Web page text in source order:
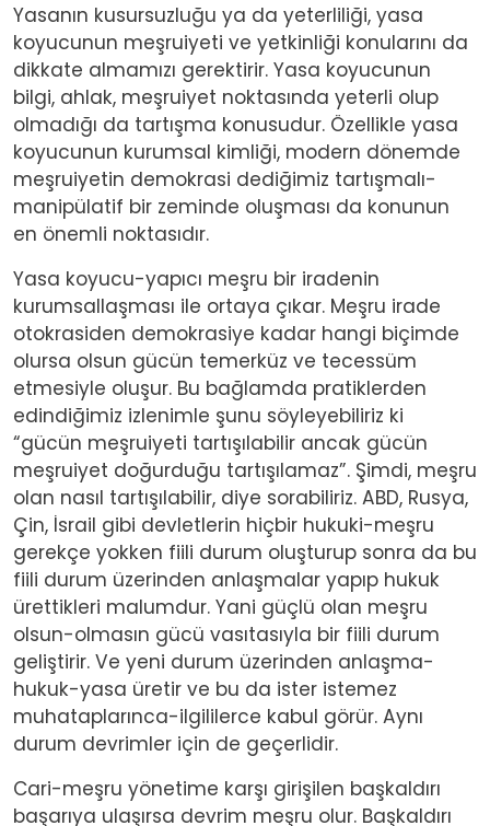
Yasanın kusursuzluğu ya da yeterliliği, yasa
koyucunun meşruiyeti ve yetkinliği konularını da
dikkate almamızı gerektirir. Yasa koyucunun
bilgi, ahlak, meşruiyet noktasında yeterli olup
olmadığı da tartışma konusudur. Özellikle yasa
koyucunun kurumsal kimliği, modern dönemde
meşruiyetin demokrasi dediğimiz tartışmalı-
manipülatif bir zeminde oluşması da konunun
en önemli noktasıdır.
Yasa koyucu-yapıcı meşru bir iradenin
kurumsallaşması ile ortaya çıkar. Meşru irade
otokrasiden demokrasiye kadar hangi biçimde
olursa olsun gücün temerküz ve tecessüm
etmesiyle oluşur. Bu bağlamda pratiklerden
edindiğimiz izlenimle şunu söyleyebiliriz ki
“gücün meşruiyeti tartışılabilir ancak gücün
meşruiyet doğurduğu tartışılamaz”. Şimdi, meşru
olan nasıl tartışılabilir, diye sorabiliriz. ABD, Rusya,
Çin, İsrail gibi devletlerin hiçbir hukuki-meşru
gerekçe yokken fiili durum oluşturup sonra da bu
fiili durum üzerinden anlaşmalar yapıp hukuk
ürettikleri malumdur. Yani güçlü olan meşru
olsun-olmasın gücü vasıtasıyla bir fiili durum
geliştirir. Ve yeni durum üzerinden anlaşma-
hukuk-yasa üretir ve bu da ister istemez
muhataplarınca-ilgililerce kabul görür. Aynı
durum devrimler için de geçerlidir.
Cari-meşru yönetime karşı girişilen başkaldırı
başarıya ulaşırsa devrim meşru olur. Başkaldırı